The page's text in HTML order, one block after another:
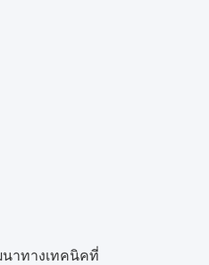
าทางเทคนิคที่